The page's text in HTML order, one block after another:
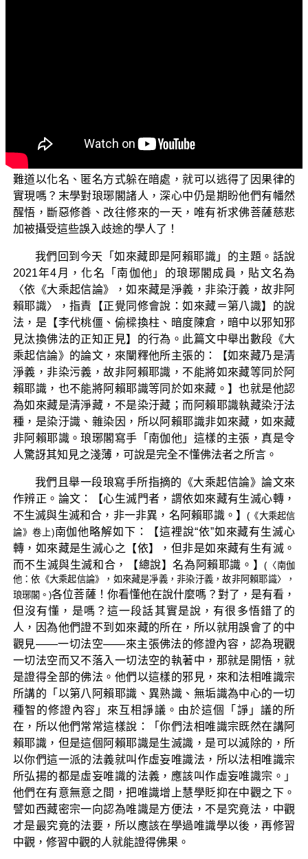
贓、誣衊、渲染、抹黑、扭曲等方式，惡意攻擊 平實導師
和正覺同修會，深心中難道都沒有絲毫的慚愧和不安嗎？
難道以化名、匿名方式躲在暗處，就可以逃得了因果律的
實現嗎？末學對琅琊閣諸人，深心中仍是期盼他們有幡然
醒悟，斷惡修善、改往修來的一天，唯有祈求佛菩薩慈悲
加被攝受這些誤入歧途的學人了！
我們回到今天「如來藏即是阿賴耶識」的主題。話說
2021年4月，化名「南伽他」的琅琊閣成員，貼文名為
〈依《大乘起信論》，如來藏是淨義，非染汙義，故非阿
賴耶識〉，指責【正覺同修會說：如來藏＝第八識】的說
法，是【李代桃僵、偷樑換柱、暗度陳倉，暗中以邪知邪
見汰換佛法的正知正見】的行為。此篇文中舉出數段《大
乘起信論》的論文，來闡釋他所主張的：【如來藏乃是清
淨義，非染污義，故非阿賴耶識，不能將如來藏等同於阿
賴耶識，也不能將阿賴耶識等同於如來藏。】也就是他認
為如來藏是清淨藏，不是染汙藏；而阿賴耶識執藏染汙法
種，是染汙識、雜染因，所以阿賴耶識非如來藏，如來藏
非阿賴耶識。琅琊閣寫手「南伽他」這樣的主張，真是令
人驚訝其知見之淺薄，可說是完全不懂佛法者之所言。
我們且舉一段琅寫手所指摘的《大乘起信論》論文來
作辨正。論文：【心生滅門者，謂依如來藏有生滅心轉，
不生滅與生滅和合，非一非異，名阿賴耶識。】(《大乘起信
論》卷上)南伽他略解如下：【這裡說“依”如來藏有生滅心
轉，如來藏是生滅心之【依】，但非是如來藏有生有滅。
而不生滅與生滅和合，【總說】名為阿賴耶識。】(〈南伽
他：依《大乘起信論》，如來藏是凈義，非染汙義，故非阿賴耶識〉，
琅琊閣。)各位菩薩！你看懂他在說什麼嗎？對了，是有看，
但沒有懂，是嗎？這一段話其實是說，有很多悟錯了的
人，因為他們證不到如來藏的所在，所以就用誤會了的中
觀見——一切法空——來主張佛法的修證內容，認為現觀
一切法空而又不落入一切法空的執著中，那就是開悟，就
是證得全部的佛法。他們以這樣的邪見，來和法相唯識宗
所講的「以第八阿賴耶識、異熟識、無垢識為中心的一切
種智的修證內容」來互相諍議。由於這個「諍」議的所
在，所以他們常常這樣說：「你們法相唯識宗既然在講阿
賴耶識，但是這個阿賴耶識是生滅識，是可以滅除的，所
以你們這一派的法義就叫作虛妄唯識法，所以法相唯識宗
所弘揚的都是虛妄唯識的法義，應該叫作虛妄唯識宗。」
他們在有意無意之間，把唯識增上慧學貶抑在中觀之下。
譬如西藏密宗一向認為唯識是方便法，不是究竟法，中觀
才是最究竟的法要，所以應該在學過唯識學以後，再修習
中觀，修習中觀的人就能證得佛果。